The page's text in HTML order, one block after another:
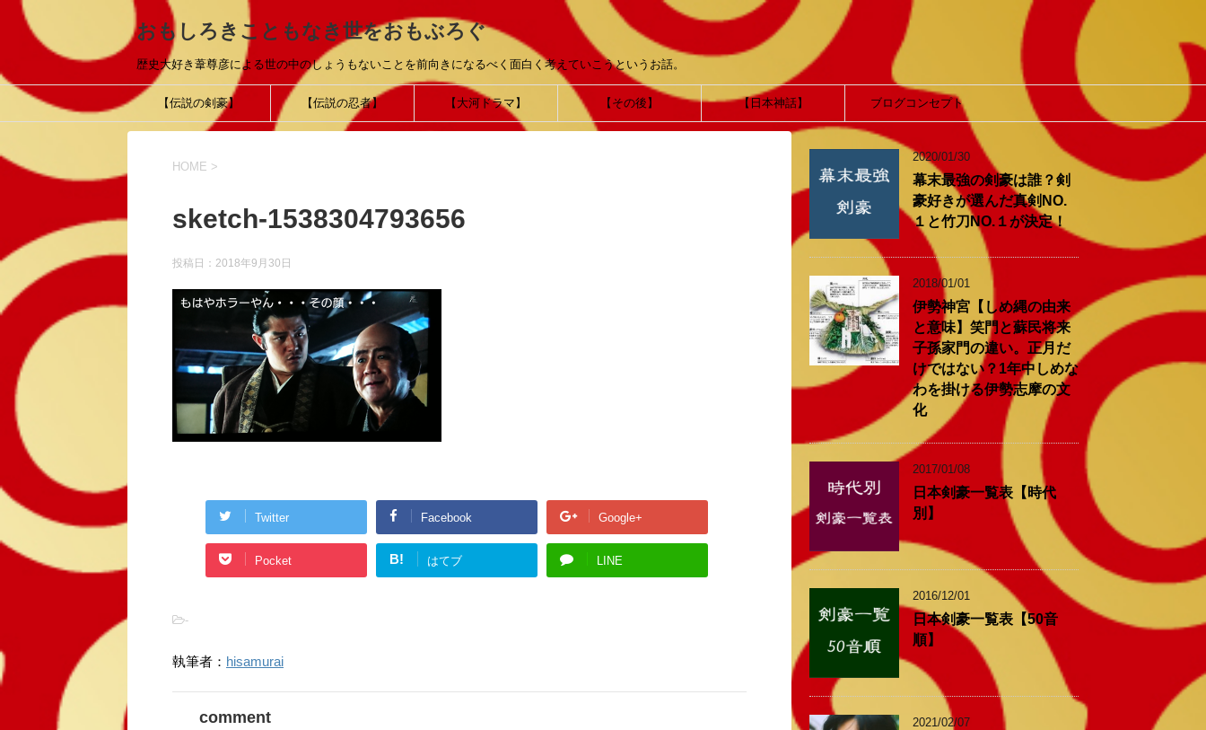
おもしろきこともなき世をおもぶろぐ
歴史大好き葦尊彦による世の中のしょうもないことを前向きになるべく面白く考えていこうというお話。
【伝説の剣豪】 【伝説の忍者】 【大河ドラマ】 【その後】 【日本神話】 ブログコンセプト
HOME >
sketch-1538304793656
投稿日： 2018年9月30日
Twitter Facebook Google+
Pocket B! はてブ LINE
-
執筆者： hisamurai
comment
2020/01/30
幕末最強の剣豪は誰？剣
豪好きが選んだ真剣NO.
１と竹刀NO.１が決定！
2018/01/01
伊勢神宮【しめ縄の由来
と意味】笑門と蘇民将来
子孫家門の違い。正月だ
けではない？1年中しめな
わを掛ける伊勢志摩の文
化
2017/01/08
日本剣豪一覧表【時代
別】
2016/12/01
日本剣豪一覧表【50音
順】
2021/02/07